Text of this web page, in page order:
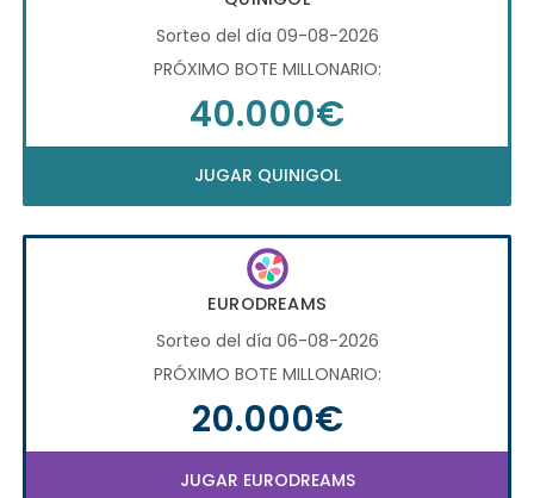
Sorteo del día 09-08-2026
PRÓXIMO BOTE MILLONARIO:
40.000€
JUGAR QUINIGOL
EURODREAMS
Sorteo del día 06-08-2026
PRÓXIMO BOTE MILLONARIO:
20.000€
JUGAR EURODREAMS